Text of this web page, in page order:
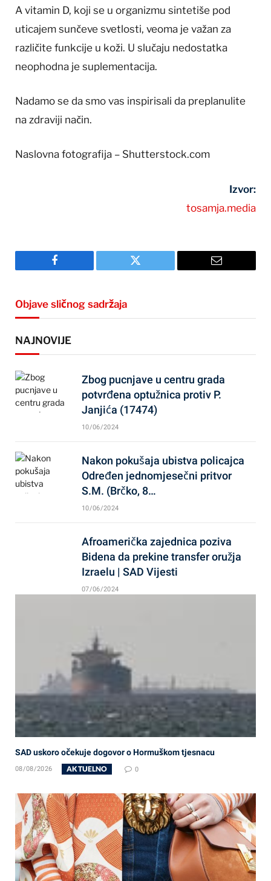
A vitamin D, koji se u organizmu sintetiše pod
uticajem sunčeve svetlosti, veoma je važan za
različite funkcije u koži. U slučaju nedostatka
neophodna je suplementacija.
Nadamo se da smo vas inspirisali da preplanulite
na zdraviji način.
Naslovna fotografija – Shutterstock.com
Izvor:
tosamja.media
Facebook Twitter Email
Objave sličnog sadržaja
NAJNOVIJE
Zbog pucnjave u centru grada
potvrđena optužnica protiv P.
Janjića (17474)
10/06/2024
Nakon pokušaja ubistva policajca
Određen jednomjesečni pritvor
S.M. (Brčko, 8…
10/06/2024
Afroamerička zajednica poziva
Bidena da prekine transfer oružja
Izraelu | SAD Vijesti
07/06/2024
SAD uskoro očekuje dogovor o Hormuškom tjesnacu
08/08/2026 AKTUELNO 0